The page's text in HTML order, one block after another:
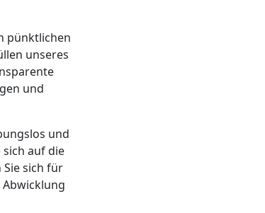
pünktlichen
unseres
und
und
sich auf die
sich für